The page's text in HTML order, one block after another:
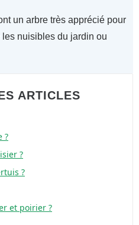
un arbre très apprécié pour
nuisibles du jardin ou
ARTICLES
?
?
?
et poirier ?